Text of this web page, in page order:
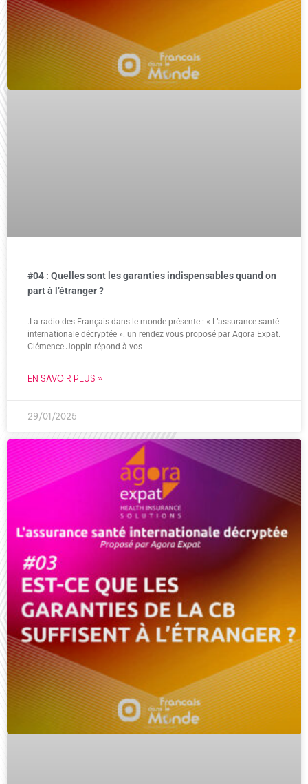
#04 : Quelles sont les garanties indispensables quand on
part à l’étranger ?
.La radio des Français dans le monde présente : « L’assurance santé
internationale décryptée »: un rendez vous proposé par Agora Expat.
Clémence Joppin répond à vos
EN SAVOIR PLUS »
29/01/2025